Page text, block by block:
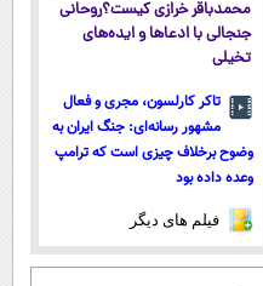
محمدباقر خرازی کیست؟روحانی
جنجالی با ادعاها و ایده‌های
تخیلی
تاکر کارلسون، مجری و فعال
مشهور رسانه‌ای: جنگ ایران به
وضوح برخلاف چیزی است که ترامپ
وعده داده بود
فیلم های دیگر